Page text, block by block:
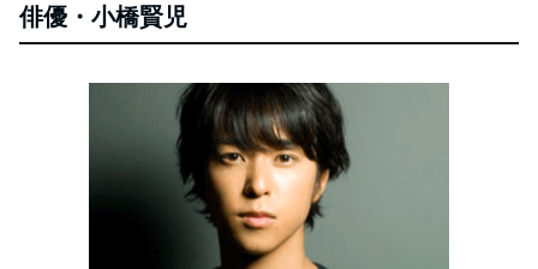
俳優・小橋賢児